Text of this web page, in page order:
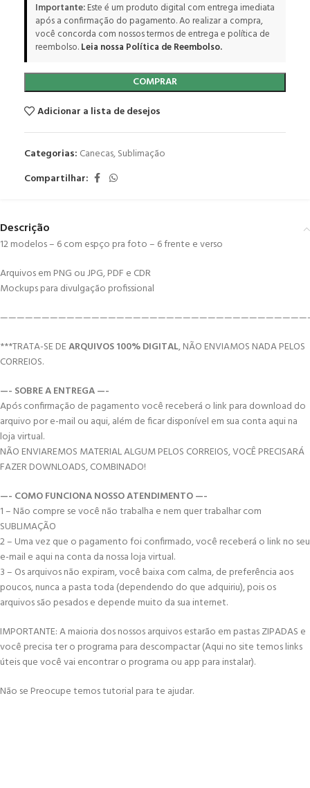
Importante:Este é um produto digital com entrega imediata
após a confirmação do pagamento. Ao realizar a compra,
você concorda com nossos termos de entrega e política de
reembolso.Leia nossa Política de Reembolso.
COMPRAR
Adicionar a lista de desejos
Categorias: Canecas,Sublimação
Compartilhar:
Descrição
12 modelos – 6 com espço pra foto – 6 frente e verso
Arquivos em PNG ou JPG, PDF e CDR
Mockups para divulgação profissional
***TRATA-SE DEARQUIVOS 100% DIGITAL, NÃO ENVIAMOS NADA PELOS
CORREIOS.
—- SOBRE A ENTREGA —-
Após confirmação de pagamento você receberá o link para download do
arquivo por e-mail ou aqui, além de ficar disponível em sua conta aqui na
loja virtual.
NÃO ENVIAREMOS MATERIAL ALGUM PELOS CORREIOS, VOCÊ PRECISARÁ
FAZER DOWNLOADS, COMBINADO!
—- COMO FUNCIONA NOSSO ATENDIMENTO —-
1 – Não compre se você não trabalha e nem quer trabalhar com
SUBLIMAÇÃO
2 – Uma vez que o pagamento foi confirmado, você receberá o link no seu
e-mail e aqui na conta da nossa loja virtual.
3 – Os arquivos não expiram, você baixa com calma, de preferência aos
poucos, nunca a pasta toda (dependendo do que adquiriu), pois os
arquivos são pesados e depende muito da sua internet.
IMPORTANTE: A maioria dos nossos arquivos estarão em pastas ZIPADAS e
você precisa ter o programa para descompactar (Aqui no site temos links
úteis que você vai encontrar o programa ou app para instalar).
Não se Preocupe temos tutorial para te ajudar.